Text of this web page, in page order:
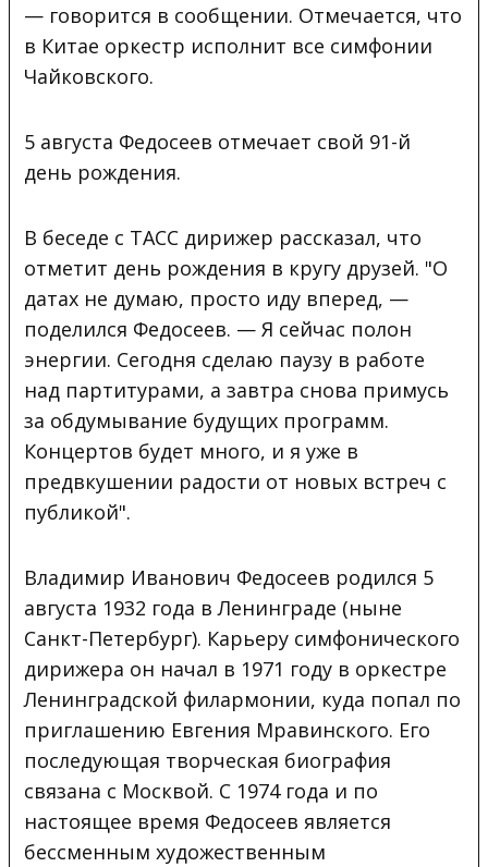
— говорится в сообщении. Отмечается, что
в Китае оркестр исполнит все симфонии
Чайковского.
5 августа Федосеев отмечает свой 91-й
день рождения.
В беседе с ТАСС дирижер рассказал, что
отметит день рождения в кругу друзей. "О
датах не думаю, просто иду вперед, —
поделился Федосеев. — Я сейчас полон
энергии. Сегодня сделаю паузу в работе
над партитурами, а завтра снова примусь
за обдумывание будущих программ.
Концертов будет много, и я уже в
предвкушении радости от новых встреч с
публикой".
Владимир Иванович Федосеев родился 5
августа 1932 года в Ленинграде (ныне
Санкт-Петербург). Карьеру симфонического
дирижера он начал в 1971 году в оркестре
Ленинградской филармонии, куда попал по
приглашению Евгения Мравинского. Его
последующая творческая биография
связана с Москвой. С 1974 года и по
настоящее время Федосеев является
бессменным художественным